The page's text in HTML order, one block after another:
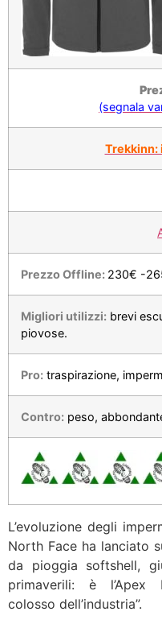
(segnala
Trekkinn:
Prezzo Offline: 230€ -
Migliori utilizzi: brevi
piovose.
Pro: traspirazione,
Contro: peso,
L’evoluzione degli
North Face ha lanciato
da pioggia softshell,
primaverili: è
colosso dell’industria”.